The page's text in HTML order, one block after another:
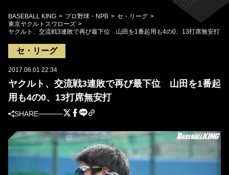
Mute
BASEBALL KING プロ野球・NPB
セ・リーグ
東京ヤクルトスワローズ
ヤクルト、交流戦3連敗で再び最下位 山田を1番起用も4の0、13打席無安打
セ・リーグ
2017.06.01 22:34
ヤクルト、交流戦3連敗で再び最下位 山田を1番起
用も4の0、13打席無安打
SHARE